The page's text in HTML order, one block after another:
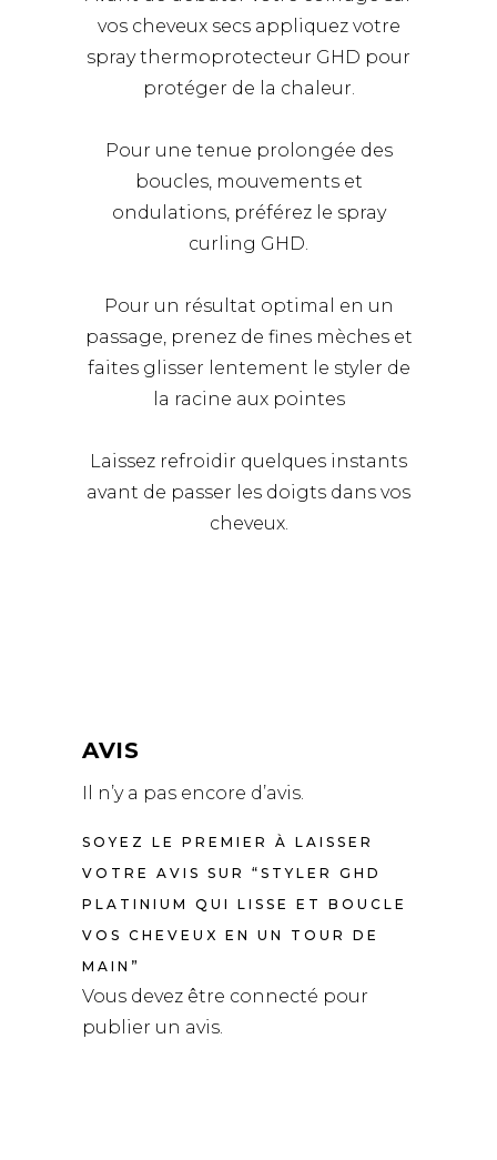
vos cheveux secs appliquez votre
spray thermoprotecteur GHD pour
protéger de la chaleur.
Pour une tenue prolongée des
boucles, mouvements et
ondulations, préférez le spray
curling GHD.
Pour un résultat optimal en un
passage, prenez de fines mèches et
faites glisser lentement le styler de
la racine aux pointes
Laissez refroidir quelques instants
avant de passer les doigts dans vos
cheveux.
AVIS
Il n’y a pas encore d’avis.
SOYEZ LE PREMIER À LAISSER
VOTRE AVIS SUR “STYLER GHD
PLATINIUM QUI LISSE ET BOUCLE
VOS CHEVEUX EN UN TOUR DE
MAIN”
Vous devez être connecté pour
publier un avis.